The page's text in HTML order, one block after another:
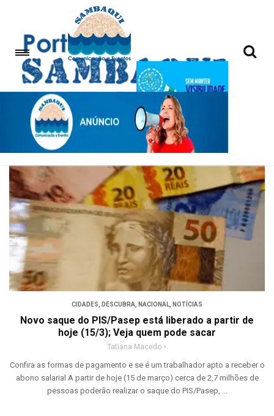
abono salarial
CIDADES, DESCUBRA, NACIONAL, NOTÍCIAS
Novo saque do PIS/Pasep está liberado a partir de
hoje (15/3); Veja quem pode sacar
Tatiana Macedo
Confira as formas de pagamento e se é um trabalhador apto a receber o
abono salarial A partir de hoje (15 de março) cerca de 2,7 milhões de
pessoas poderão realizar o saque do PIS/Pasep, ...